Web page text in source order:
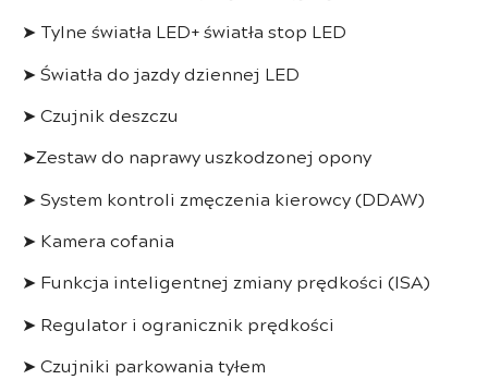
➤ Tylne światła LED+ światła stop LED
➤ Światła do jazdy dziennej LED
➤ Czujnik deszczu
➤Zestaw do naprawy uszkodzonej opony
➤ System kontroli zmęczenia kierowcy (DDAW)
➤ Kamera cofania
➤ Funkcja inteligentnej zmiany prędkości (ISA)
➤ Regulator i ogranicznik prędkości
➤ Czujniki parkowania tyłem